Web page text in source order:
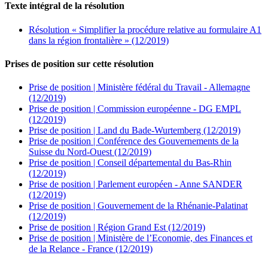
Texte intégral de la résolution
Résolution « Simplifier la procédure relative au formulaire A1
dans la région frontalière » (12/2019)
Prises de position sur cette résolution
Prise de position | Ministère fédéral du Travail - Allemagne
(12/2019)
Prise de position | Commission européenne - DG EMPL
(12/2019)
Prise de position | Land du Bade-Wurtemberg (12/2019)
Prise de position | Conférence des Gouvernements de la
Suisse du Nord-Ouest (12/2019)
Prise de position | Conseil départemental du Bas-Rhin
(12/2019)
Prise de position | Parlement européen - Anne SANDER
(12/2019)
Prise de position | Gouvernement de la Rhénanie-Palatinat
(12/2019)
Prise de position | Région Grand Est (12/2019)
Prise de position | Ministère de l’Economie, des Finances et
de la Relance - France (12/2019)